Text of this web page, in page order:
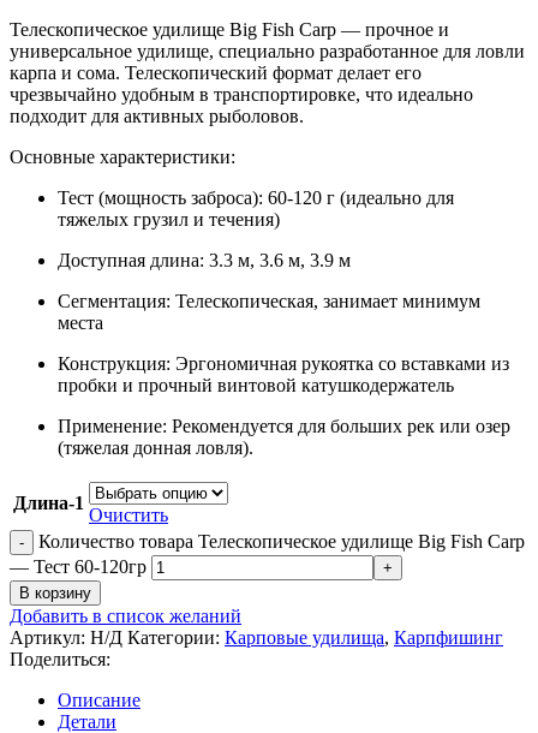
Телескопическое удилище Big Fish Carp — прочное и
универсальное удилище, специально разработанное для ловли
карпа и сома. Телескопический формат делает его
чрезвычайно удобным в транспортировке, что идеально
подходит для активных рыболовов.
Основные характеристики:
Тест (мощность заброса): 60-120 г (идеально для
тяжелых грузил и течения)
Доступная длина: 3.3 м, 3.6 м, 3.9 м
Сегментация: Телескопическая, занимает минимум
места
Конструкция: Эргономичная рукоятка со вставками из
пробки и прочный винтовой катушкодержатель
Применение: Рекомендуется для больших рек или озер
(тяжелая донная ловля).
Длина-1
Очистить
Количество товара Телескопическое удилище Big Fish Carp
— Тест 60-120гр
В корзину
Добавить в список желаний
Артикул: Н/Д Категории: Карповые удилища, Карпфишинг
Поделиться:
Описание
Детали